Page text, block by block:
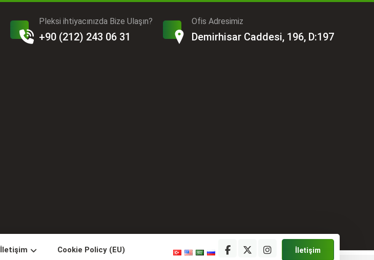
Ofis Adresimiz
Demirhisar Caddesi, 196, D:197
Pleksi ihtiyacınızda Bize Ulaşın?
+90 (212) 243 06 31
İletişim Cookie Policy (EU) İletişim